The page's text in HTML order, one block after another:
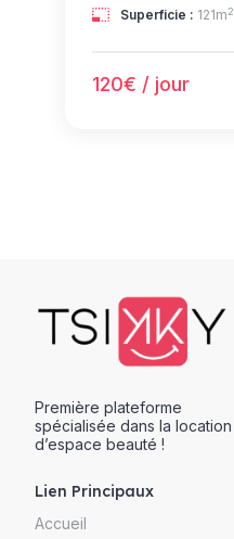
Superficie : 121m2
120€ / jour
Première plateforme
spécialisée dans la location
d’espace beauté !
Lien Principaux
Accueil